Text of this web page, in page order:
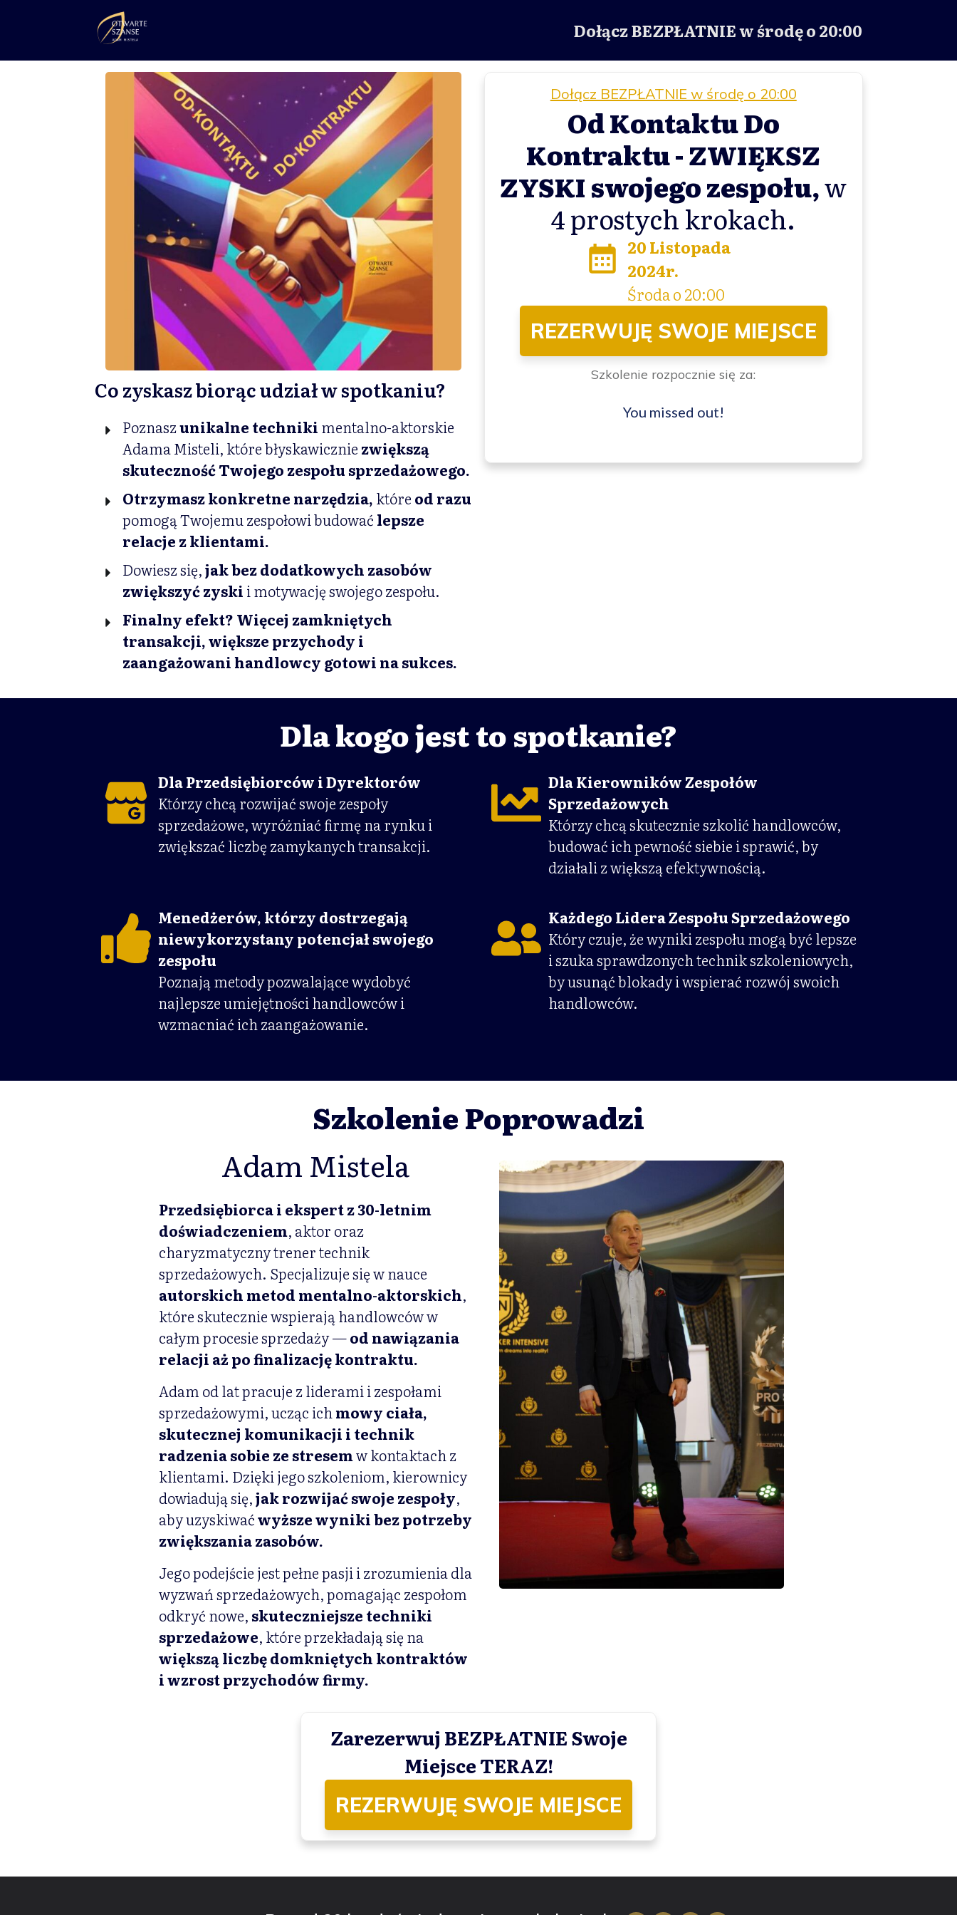
Dołącz BEZPŁATNIE w środę o 20:00
Co zyskasz biorąc udział w spotkaniu?
Poznaszunikalne techniki mentalno-aktorskie
Adama Misteli, które błyskawicznie zwiększą
skuteczność Twojego zespołu sprzedażowego.
Otrzymasz konkretne narzędzia, które od razu
pomogą Twojemu zespołowi budować lepsze
relacje z klientami.
Dowiesz się,jak bez dodatkowych zasobów
zwiększyć zyski i motywację swojego zespołu.
Finalny efekt? Więcej zamkniętych
transakcji, większe przychody i
zaangażowani handlowcy gotowi na sukces.
Dołącz BEZPŁATNIE w środę o 20:00
Od Kontaktu Do
Kontraktu - ZWIĘKSZ
ZYSKI swojego zespołu,w
4 prostych krokach.
20 Listopada
2024r.
Środa o 20:00
REZERWUJĘ SWOJE MIEJSCE
Szkolenie rozpocznie się za:
You missed out!
Dla kogo jest to spotkanie?
Dla Przedsiębiorców i Dyrektorów
Którzy chcą rozwijać swoje zespoły
sprzedażowe, wyróżniać firmę na rynku i
zwiększać liczbę zamykanych transakcji.
Dla Kierowników Zespołów
Sprzedażowych
Którzy chcą skutecznie szkolić handlowców,
budować ich pewność siebie i sprawić, by
działali z większą efektywnością.
Menedżerów, którzy dostrzegają
niewykorzystany potencjał swojego
zespołu
Poznają metody pozwalające wydobyć
najlepsze umiejętności handlowców i
wzmacniać ich zaangażowanie.
Każdego Lidera Zespołu Sprzedażowego
Który czuje, że wyniki zespołu mogą być lepsze
i szuka sprawdzonych technik szkoleniowych,
by usunąć blokady i wspierać rozwój swoich
handlowców.
Szkolenie Poprowadzi
Adam Mistela
Przedsiębiorca i ekspert z 30-letnim
doświadczeniem, aktor oraz
charyzmatyczny trener technik
sprzedażowych. Specjalizuje się w nauce
autorskich metod mentalno-aktorskich,
które skutecznie wspierają handlowców w
całym procesie sprzedaży —od nawiązania
relacji aż po finalizację kontraktu.
Adam od lat pracuje z liderami i zespołami
sprzedażowymi, ucząc ichmowy ciała,
skutecznej komunikacji i technik
radzenia sobie ze stresemw kontaktach z
klientami. Dzięki jego szkoleniom, kierownicy
dowiadują się,jak rozwijać swoje zespoły,
aby uzyskiwaćwyższe wyniki bez potrzeby
zwiększania zasobów.
Jego podejście jest pełne pasji i zrozumienia dla
wyzwań sprzedażowych, pomagając zespołom
odkryć nowe,skuteczniejsze techniki
sprzedażowe, które przekładają się na
większą liczbę domkniętych kontraktów
i wzrost przychodów firmy.
Zarezerwuj BEZPŁATNIESwoje
Miejsce TERAZ!
REZERWUJĘ SWOJE MIEJSCE